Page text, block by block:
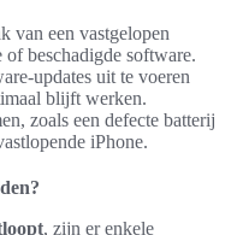
van een vastgelopen
beschadigde software.
updates uit te voeren
blijft werken.
zoals een defecte batterij
iPhone.
, zijn er enkele